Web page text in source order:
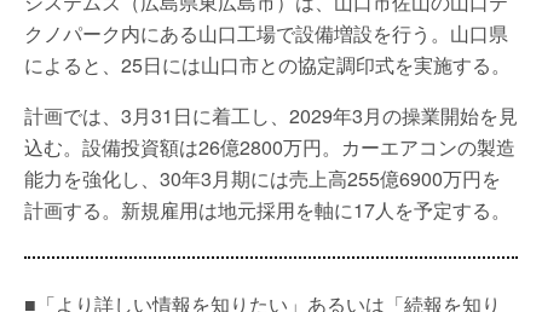
クノパーク内にある山口工場で設備増設を行う。山口県
によると、25日には山口市との協定調印式を実施する。
計画では、3月31日に着工し、2029年3月の操業開始を見
込む。設備投資額は26億2800万円。カーエアコンの製造
能力を強化し、30年3月期には売上高255億6900万円を
計画する。新規雇用は地元採用を軸に17人を予定する。
■「より詳しい情報を知りたい」あるいは「続報を知り